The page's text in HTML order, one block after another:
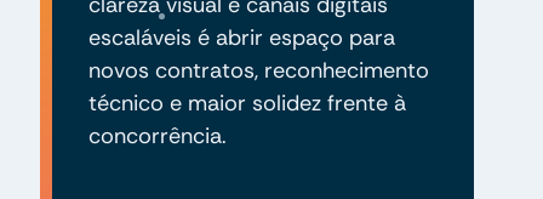
escaláveis é abrir espaço para
novos contratos, reconhecimento
técnico e maior solidez frente à
concorrência.